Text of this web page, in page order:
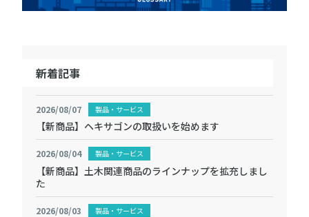
新着記事
2026/08/07 製品・サービス
【新商品】ヘキサゴンの取扱いを始めます
2026/08/04 製品・サービス
【新商品】土木関連商品のラインナップを拡充しまし
た
2026/08/03 製品・サービス